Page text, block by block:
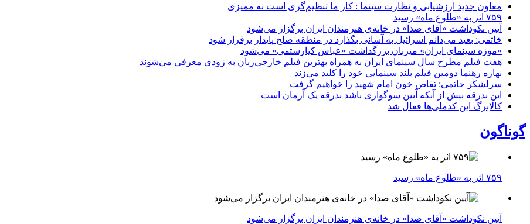
معاون جدید ارزشیابی و نظارت سینما : کار ما تنظیم‌گری است نه ممیزی
۷۵۹ اثر به «طلوع ماه» رسید
آیین نکوداشت «آقای صدا» در خانه‌ی هنرمندان ایران برگزار می‌شود
خاتمی: بعید می‌دانم اسرائیل به آسانی بگذارد در منطقه صلح پایدار برقرار شود
«موزه سینمای ایران» میزبان بزرگداشت «عباس کیارستمی» می‌شود
هفت فیلم مطرح سال سینمای ایران به همراه بهترین فیلم خارجی‌زبان به زودی معرفی می‌شوند
بهاره رهنما دومین فیلم بلند سینمایی خود را کلید می‌زند
سرلشکر حاتمی: تقاص خون امام شهید را خواهیم گرفت
این بدرقه بیش از آنکه آیین سوگواری باشد بدرقه یک آرمان است
کالابرگ این کدملی‌ها فعال شد
گوناگون
۷۵۹ اثر به «طلوع ماه» رسید
آیین نکوداشت «آقای صدا» در خانه‌ی هنرمندان ایران برگزار می‌شود